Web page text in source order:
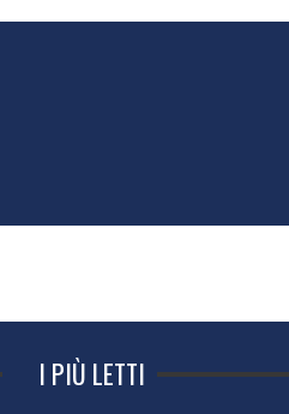
I PIÙ LETTI